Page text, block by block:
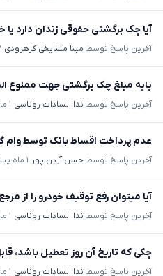
آیا چک برگشتی حقوقی زندان دارد یا
آخرین پاسخ توسط مینا مشایخی کرهرودی ۲
پایه مبلغ چک برگشتی جهت ممنوع
آخرین پاسخ توسط ندا السادات روناسی ۱ ماه پیش
عدم پرداخت اقساط بانک توسط وام
آخرین پاسخ توسط حسن آرین پور ۱ ماه پیش
آیا میتوان رفع توقیف خودرو را از
آخرین پاسخ توسط ندا السادات روناسی ۱ ماه پیش
چکی که تاریخ آن روز تعطیل باشد،
آخرین پاسخ توسط ندا السادات روناسی ۱ ماه پیش